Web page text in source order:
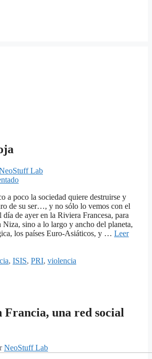
Lab
a poco la sociedad quiere destruirse y
de su ser…, y no sólo lo vemos con el
día de ayer en la Riviera Francesa, para
Niza, sino a lo largo y ancho del planeta,
los países Euro-Asiáticos, y … Leer
, ISIS, PRI, violencia
Francia, una red social
NeoStuff Lab